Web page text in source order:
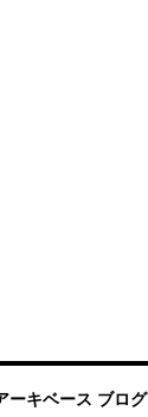
ーキベース ブログ